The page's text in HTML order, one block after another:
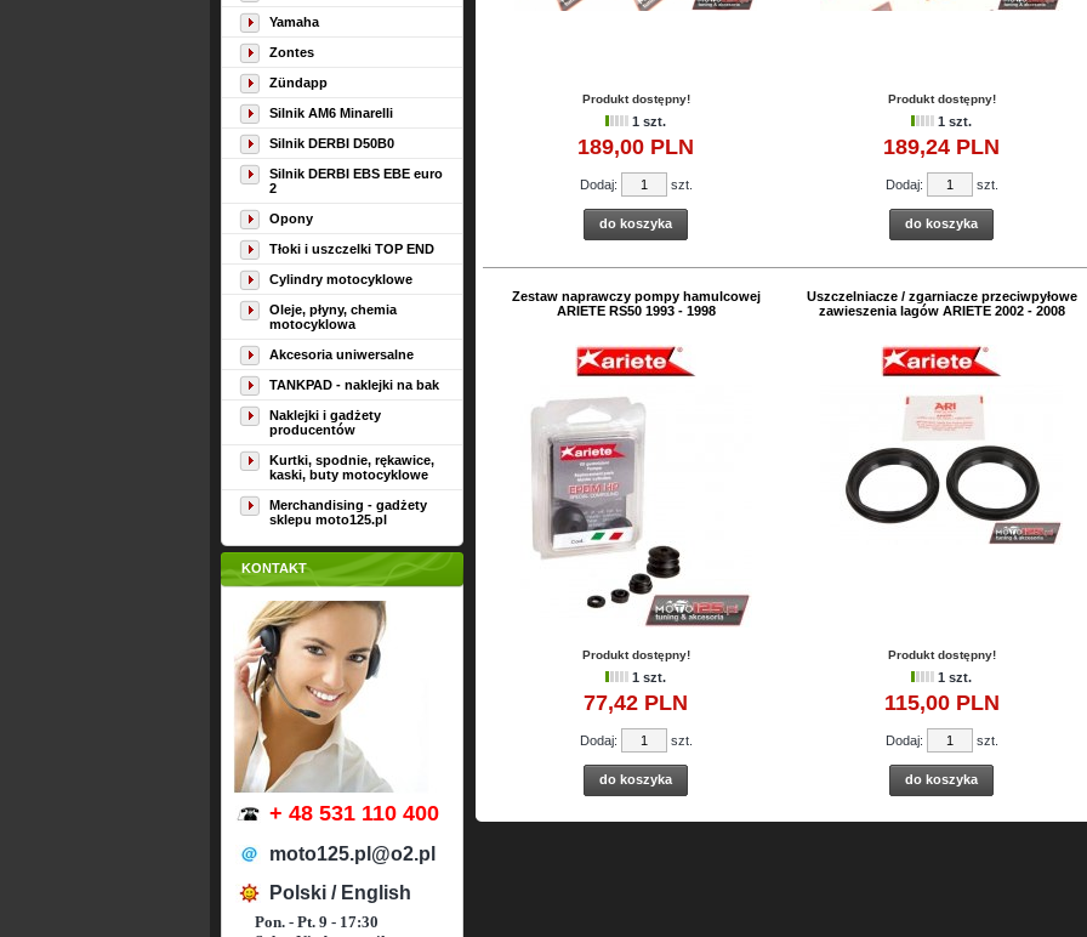
Yamaha
Zontes
Zündapp
Silnik AM6 Minarelli
Silnik DERBI D50B0
Silnik DERBI EBS EBE euro
2
Opony
Tłoki i uszczelki TOP END
Cylindry motocyklowe
Oleje, płyny, chemia
motocyklowa
Akcesoria uniwersalne
TANKPAD - naklejki na bak
Naklejki i gadżety
producentów
Kurtki, spodnie, rękawice,
kaski, buty motocyklowe
Merchandising - gadżety
sklepu moto125.pl
KONTAKT
+ 48 531 110 400
moto125.pl@o2.pl
Polski / English
Pon. - Pt. 9 - 17:30
Produkt dostępny!
1 szt.
189,00 PLN
Produkt dostępny!
1 szt.
189,24 PLN
Dodaj: szt.
do koszyka
Dodaj: szt.
do koszyka
Zestaw naprawczy pompy hamulcowej
ARIETE RS50 1993 - 1998
Uszczelniacze / zgarniacze przeciwpyłowe
zawieszenia lagów ARIETE 2002 - 2008
Produkt dostępny!
1 szt.
77,42 PLN
Produkt dostępny!
1 szt.
115,00PLN
Dodaj: szt.
do koszyka
Dodaj: szt.
do koszyka